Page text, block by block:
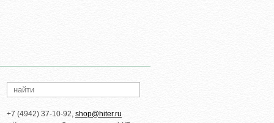
+7 (4942) 37-10-92, shop@hiter.ru